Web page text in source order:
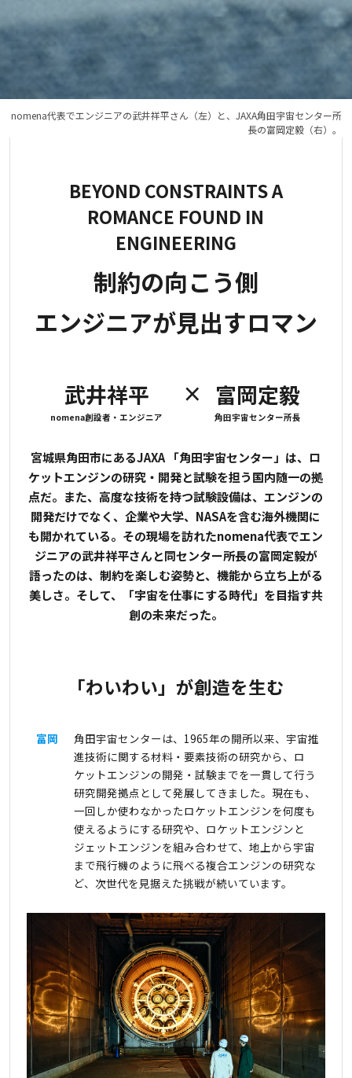
nomena代表でエンジニアの武井祥平さん（左）と、JAXA角田宇宙センター所
長の富岡定毅（右）。
BEYOND CONSTRAINTS A
ROMANCE FOUND IN
ENGINEERING
制約の向こう側
エンジニアが見出すロマン
武井祥平
nomena創設者・エンジニア
× 富岡定毅
角田宇宙センター所長
宮城県角田市にあるJAXA 「角田宇宙センター」は、ロ
ケットエンジンの研究・開発と試験を担う国内随一の拠
点だ。また、高度な技術を持つ試験設備は、エンジンの
開発だけでなく、企業や大学、NASAを含む海外機関に
も開かれている。その現場を訪れたnomena代表でエン
ジニアの武井祥平さんと同センター所長の富岡定毅が
語ったのは、制約を楽しむ姿勢と、機能から立ち上がる
美しさ。そして、「宇宙を仕事にする時代」を目指す共
創の未来だった。
「わいわい」が創造を生む
富岡
角田宇宙センターは、1965年の開所以来、宇宙推
進技術に関する材料・要素技術の研究から、ロ
ケットエンジンの開発・試験までを一貫して行う
研究開発拠点として発展してきました。現在も、
一回しか使わなかったロケットエンジンを何度も
使えるようにする研究や、ロケットエンジンと
ジェットエンジンを組み合わせて、地上から宇宙
まで飛行機のように飛べる複合エンジンの研究な
ど、次世代を見据えた挑戦が続いています。